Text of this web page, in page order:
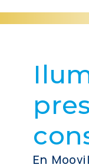
En